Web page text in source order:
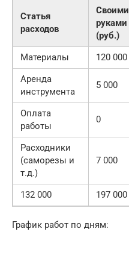
Статья
расходов
Своими
руками
(руб.)
Материалы 120 000
Аренда
инструмента
5 000
Оплата
работы
0
Расходники
(саморезы и
т.д.)
7 000
132 000 197 000
График работ по дням: